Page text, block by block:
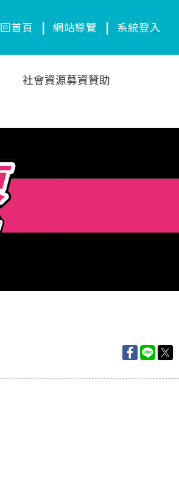
回首頁 | 網站導覽 | 系統登入
社會資源募資贊助